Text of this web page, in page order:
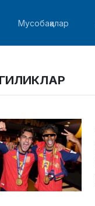
Мусобақалар